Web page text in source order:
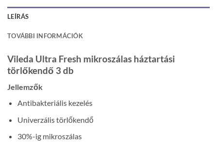
LEÍRÁS
TOVÁBBI INFORMÁCIÓK
Vileda Ultra Fresh mikroszálas háztartási
törlőkendő 3 db
Jellemzők
Antibakteriális kezelés
Univerzális törlőkendő
30%-ig mikroszálas